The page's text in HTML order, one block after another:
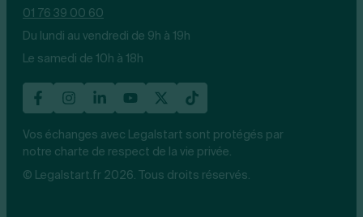
01 76 39 00 60
Du lundi au vendredi de 9h à 19h
Le samedi de 10h à 18h
Vos échanges avec Legalstart sont protégés par
notre charte de respect de la vie privée.
© Legalstart.fr 2026. Tous droits réservés.